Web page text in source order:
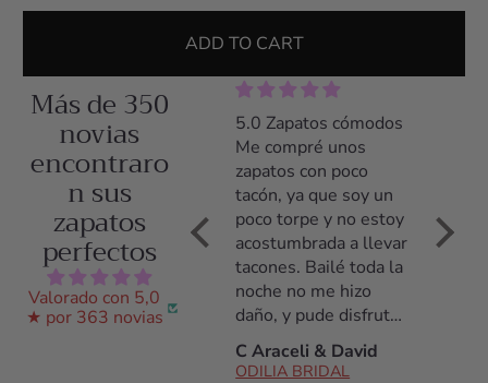
ADD TO CART
Más de 350
novias
encontraro
n sus
zapatos
perfectos
Valorado con 5,0
★ por 363 novias
5.0 Fantástico
Me compré los
zapatos Luna para mi
boda, son preciosos y
sobretodo, muy muy
cómodos. Yo no suelo
aguantar tacones, de
hecho, siempre voy
plana y cómoda. Me
5.0 Zapatos cómodos
Me compré unos
zapatos con poco
tacón, ya que soy un
poco torpe y no estoy
acostumbrada a llevar
tacones. Bailé toda la
noche no me hizo
daño, y pude disfrutar
de toda mi boda.
C Araceli & David
ODILIA BRIDAL
la